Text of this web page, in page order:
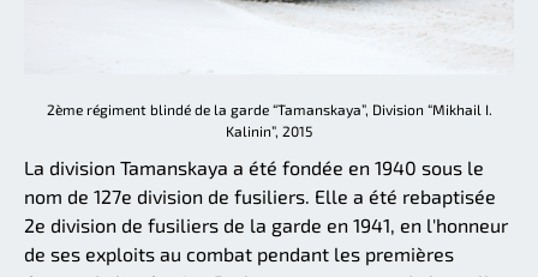
2ème régiment blindé de la garde “Tamanskaya”, Division “Mikhail I.
Kalinin”, 2015
La division Tamanskaya a été fondée en 1940 sous le
nom de 127e division de fusiliers. Elle a été rebaptisée
2e division de fusiliers de la garde en 1941, en l'honneur
de ses exploits au combat pendant les premières